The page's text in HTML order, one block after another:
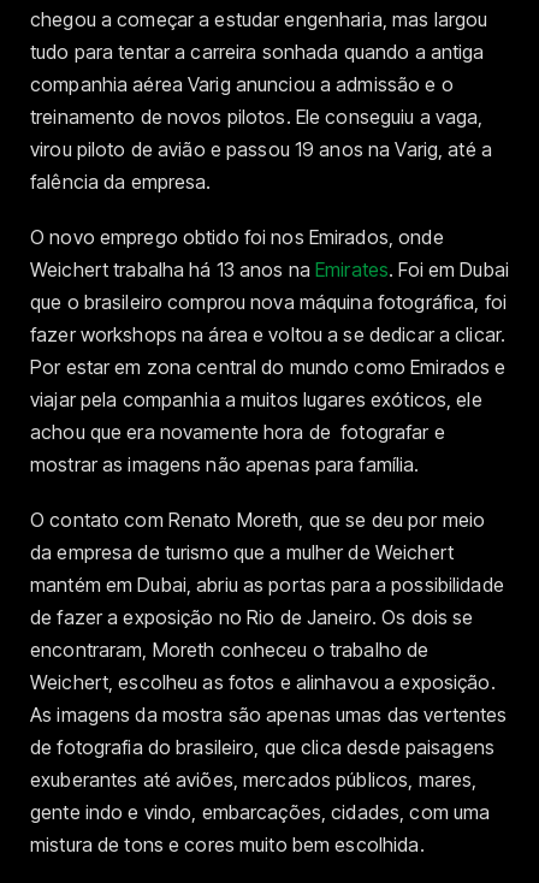
chegou a começar a estudar engenharia, mas largou
tudo para tentar a carreira sonhada quando a antiga
companhia aérea Varig anunciou a admissão e o
treinamento de novos pilotos. Ele conseguiu a vaga,
virou piloto de avião e passou 19 anos na Varig, até a
falência da empresa.
O novo emprego obtido foi nos Emirados, onde
Weichert trabalha há 13 anos naEmirates. Foi em Dubai
que o brasileiro comprou nova máquina fotográfica, foi
fazer workshops na área e voltou a se dedicar a clicar.
Por estar em zona central do mundo como Emirados e
viajar pela companhia a muitos lugares exóticos, ele
achou que era novamente hora de fotografar e
mostrar as imagens não apenas para família.
O contato com Renato Moreth, que se deu por meio
da empresa de turismo que a mulher de Weichert
mantém em Dubai, abriu as portas para a possibilidade
de fazer a exposição no Rio de Janeiro. Os dois se
encontraram, Moreth conheceu o trabalho de
Weichert, escolheu as fotos e alinhavou a exposição.
As imagens da mostra são apenas umas das vertentes
de fotografia do brasileiro, que clica desde paisagens
exuberantes até aviões, mercados públicos, mares,
gente indo e vindo, embarcações, cidades, com uma
mistura de tons e cores muito bem escolhida.